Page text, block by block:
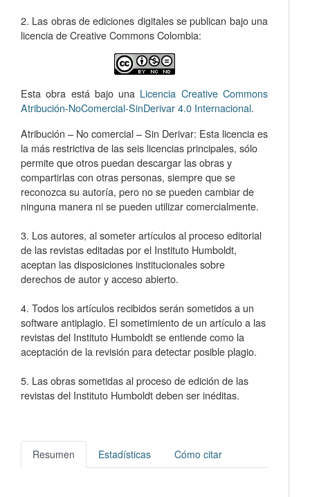
Resumen Estadísticas Cómo citar
2. Las obras de ediciones digitales se publican bajo una
licencia de Creative Commons Colombia:
Esta obra está bajo una Licencia Creative Commons
Atribución-NoComercial-SinDerivar 4.0 Internacional.
Atribución – No comercial – Sin Derivar: Esta licencia es
la más restrictiva de las seis licencias principales, sólo
permite que otros puedan descargar las obras y
compartirlas con otras personas, siempre que se
reconozca su autoría, pero no se pueden cambiar de
ninguna manera ni se pueden utilizar comercialmente.
3. Los autores, al someter artículos al proceso editorial
de las revistas editadas por el Instituto Humboldt,
aceptan las disposiciones institucionales sobre
derechos de autor y acceso abierto.
4. Todos los artículos recibidos serán sometidos a un
software antiplagio. El sometimiento de un artículo a las
revistas del Instituto Humboldt se entiende como la
aceptación de la revisión para detectar posible plagio.
5. Las obras sometidas al proceso de edición de las
revistas del Instituto Humboldt deben ser inéditas.